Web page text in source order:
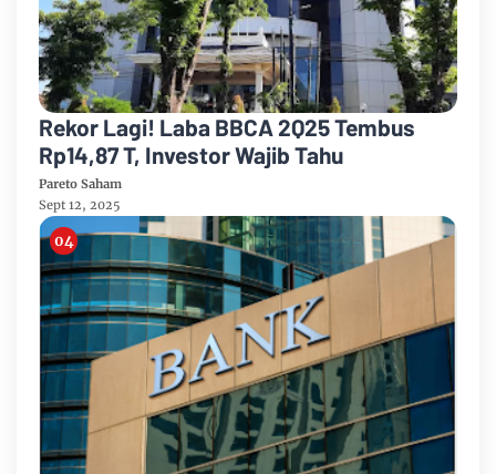
Rekor Lagi! Laba BBCA 2Q25 Tembus
Rp14,87 T, Investor Wajib Tahu
Pareto Saham
Sept 12, 2025